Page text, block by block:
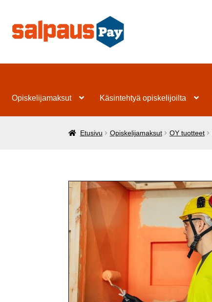
Siirry
Siirry
Opiskelijamaksut Käsintehtyä opiskelijoilta
Etusivu Opiskelijamaksut OY tuotteet